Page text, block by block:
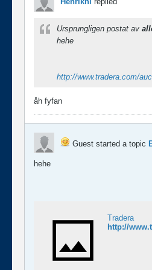
Ursprungligen postat av
hehe
http://www.tradera.com/
åh fyfan
Guest started a topic
hehe
Tradera
http://